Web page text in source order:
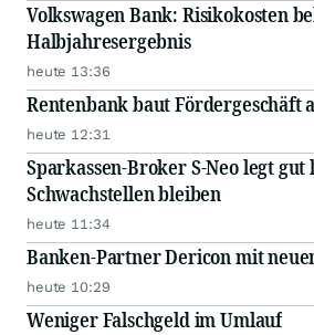
Volkswagen Bank: Risikokosten
Halbjahresergebnis
heute 13:36
Rentenbank baut Fördergeschäft
heute 12:31
Sparkassen-Broker S-Neo legt gut
Schwachstellen bleiben
heute 11:34
Banken-Partner Dericon mit
heute 10:29
Weniger Falschgeld im Umlauf